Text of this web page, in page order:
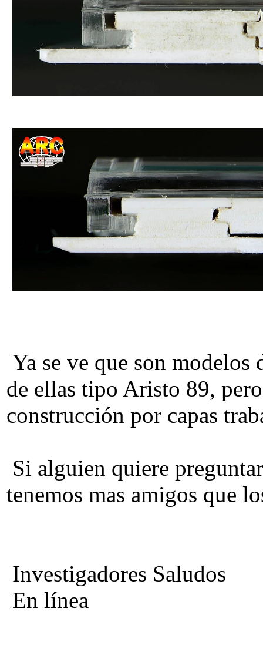
Ya se ve que son
de ellas tipo Aristo 89,
construcción por capas
Si alguien quiere
tenemos mas amigos que
Investigadores Saludos
En línea